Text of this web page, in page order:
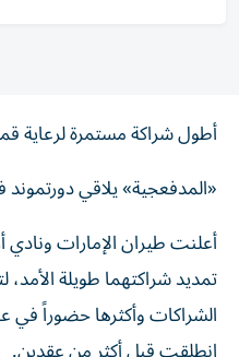
أطول شراكة مستمرة لرعاية
«المدفعجية» يلاقي
‌أعلنت طيران الإمارات
تمديد شراكتهما طويلة
الشراكات وأكثرها حضوراً في